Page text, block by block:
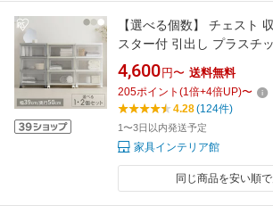
【選べる個数】 チェスト
スター付 引出し プラスチ
リア 幅39 奥行50 高さ63.7
積み重ね 最大6段 クローゼ
オーヤマ NSCLZ-503 *
4,600 円〜 送料無料
205ポイント (1倍+4倍UP)〜
4.28(124件)
1〜3日以内発送予定
家具インテリア館
同じ商品を安い順